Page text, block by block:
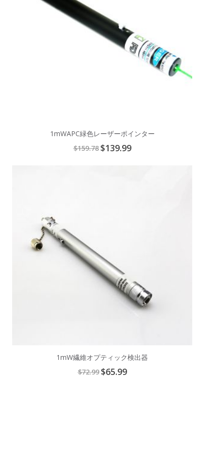
1mWAPC緑色レーザーポインター
$159.78 Special
Price
$139.99
1mW繊維オプティック検出器
$72.99 Special
Price
$65.99